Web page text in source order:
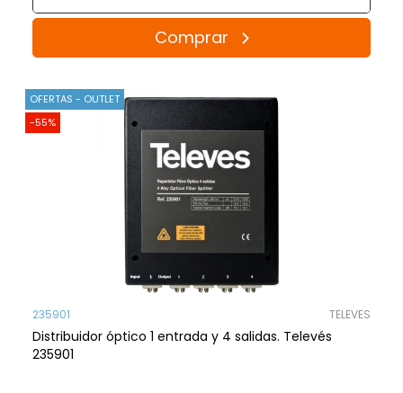
Comprar
OFERTAS - OUTLET
-55%
235901 TELEVES
Distribuidor óptico 1 entrada y 4 salidas. Televés
235901